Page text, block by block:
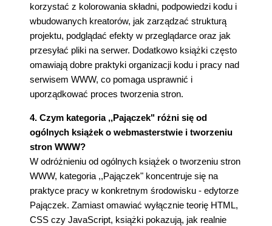
korzystać z kolorowania składni, podpowiedzi kodu i
wbudowanych kreatorów, jak zarządzać strukturą
projektu, podglądać efekty w przeglądarce oraz jak
przesyłać pliki na serwer. Dodatkowo książki często
omawiają dobre praktyki organizacji kodu i pracy nad
serwisem WWW, co pomaga usprawnić i
uporządkować proces tworzenia stron.
4. Czym kategoria ,,Pajączek" różni się od
ogólnych książek o webmasterstwie i tworzeniu
stron WWW?
W odróżnieniu od ogólnych książek o tworzeniu stron
WWW, kategoria ,,Pajączek" koncentruje się na
praktyce pracy w konkretnym środowisku - edytorze
Pajączek. Zamiast omawiać wyłącznie teorię HTML,
CSS czy JavaScript, książki pokazują, jak realnie